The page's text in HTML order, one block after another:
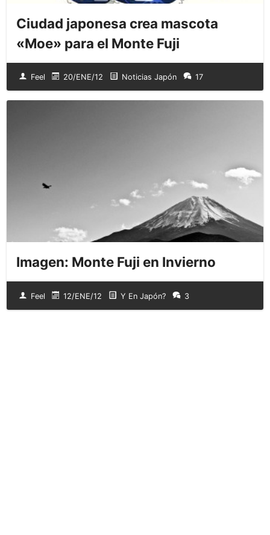
Ciudad japonesa crea mascota
«Moe» para el Monte Fuji
Feel 20/ENE/12 Noticias Japón 17
Imagen: Monte Fuji en Invierno
Feel 12/ENE/12 Y En Japón? 3